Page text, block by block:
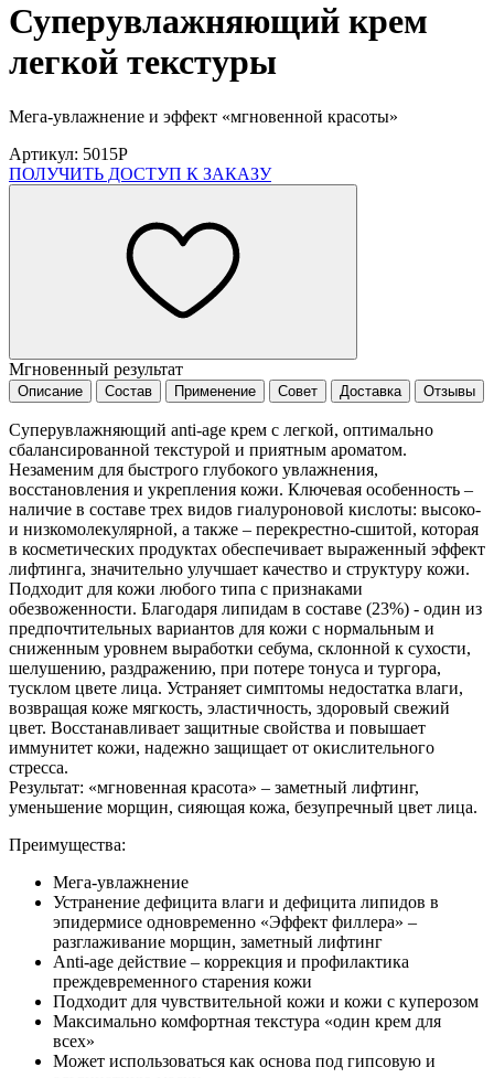
Суперувлажняющий крем
легкой текстуры
Мега-увлажнение и эффект «мгновенной красоты»
Артикул: 5015P
ПОЛУЧИТЬ ДОСТУП К ЗАКАЗУ
Мгновенный результат
Описание Состав Применение Совет Доставка Отзывы
Суперувлажняющий anti-age крем с легкой, оптимально
сбалансированной текстурой и приятным ароматом.
Незаменим для быстрого глубокого увлажнения,
восстановления и укрепления кожи. Ключевая особенность –
наличие в составе трех видов гиалуроновой кислоты: высоко-
и низкомолекулярной, а также – перекрестно-сшитой, которая
в косметических продуктах обеспечивает выраженный эффект
лифтинга, значительно улучшает качество и структуру кожи.
Подходит для кожи любого типа с признаками
обезвоженности. Благодаря липидам в составе (23%) - один из
предпочтительных вариантов для кожи с нормальным и
сниженным уровнем выработки себума, склонной к сухости,
шелушению, раздражению, при потере тонуса и тургора,
тусклом цвете лица. Устраняет симптомы недостатка влаги,
возвращая коже мягкость, эластичность, здоровый свежий
цвет. Восстанавливает защитные свойства и повышает
иммунитет кожи, надежно защищает от окислительного
стресса.
Результат: «мгновенная красота» – заметный лифтинг,
уменьшение морщин, сияющая кожа, безупречный цвет лица.
Преимущества:
Мега-увлажнение
Устранение дефицита влаги и дефицита липидов в
эпидермисе одновременно «Эффект филлера» –
разглаживание морщин, заметный лифтинг
Anti-age действие – коррекция и профилактика
преждевременного старения кожи
Подходит для чувcтвительной кожи и кожи с куперозом
Максимально комфортная текстура «один крем для
всех»
Может использоваться как основа под гипсовую и